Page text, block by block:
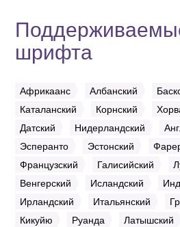
шрифта
Африкаанс Албанский
Каталанский
Корнский
Датский
Нидерландский
Эсперанто
Эстонский
Французский
Галисийский
Венгерский
Исландский
Ирландский
Итальянский
Кикуйю
Руанда Латышский